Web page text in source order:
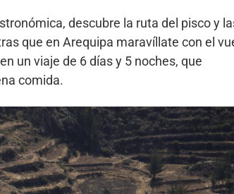
descubre la ruta del pisco y
que en Arequipa maravíllate con el
un viaje de 6 días y 5 noches, que
comida.